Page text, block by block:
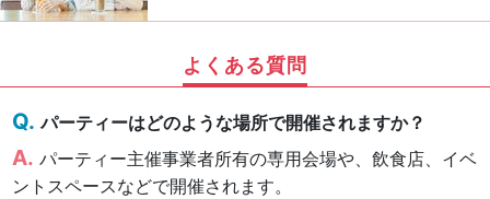
よくある質問
パーティーはどのような場所で開催されますか？
パーティー主催事業者所有の専用会場や、飲食店、イベ
ントスペースなどで開催されます。